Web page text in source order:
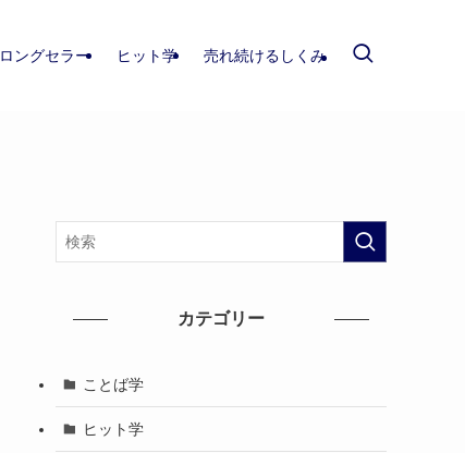
ロングセラー ヒット学 売れ続けるしくみ
カテゴリー
ことば学
ヒット学